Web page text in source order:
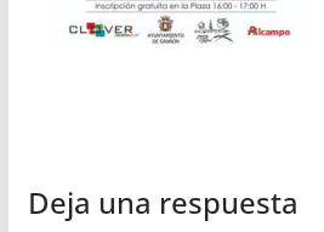
Deja una respuesta